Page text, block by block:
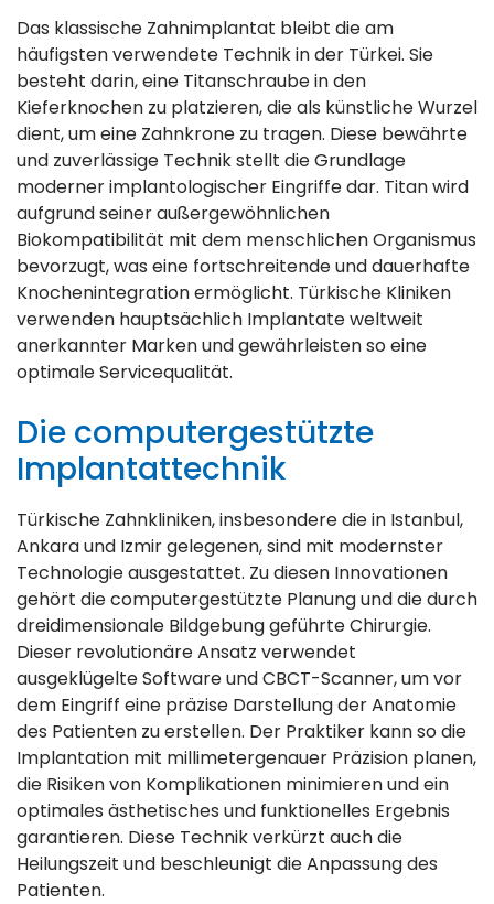
Das klassische Zahnimplantat bleibt die am
häufigsten verwendete Technik in der Türkei. Sie
besteht darin, eine Titanschraube in den
Kieferknochen zu platzieren, die als künstliche Wurzel
dient, um eine Zahnkrone zu tragen. Diese bewährte
und zuverlässige Technik stellt die Grundlage
moderner implantologischer Eingriffe dar. Titan wird
aufgrund seiner außergewöhnlichen
Biokompatibilität mit dem menschlichen Organismus
bevorzugt, was eine fortschreitende und dauerhafte
Knochenintegration ermöglicht. Türkische Kliniken
verwenden hauptsächlich Implantate weltweit
anerkannter Marken und gewährleisten so eine
optimale Servicequalität.
Die computergestützte
Implantattechnik
Türkische Zahnkliniken, insbesondere die in Istanbul,
Ankara und Izmir gelegenen, sind mit modernster
Technologie ausgestattet. Zu diesen Innovationen
gehört die computergestützte Planung und die durch
dreidimensionale Bildgebung geführte Chirurgie.
Dieser revolutionäre Ansatz verwendet
ausgeklügelte Software und CBCT-Scanner, um vor
dem Eingriff eine präzise Darstellung der Anatomie
des Patienten zu erstellen. Der Praktiker kann so die
Implantation mit millimetergenauer Präzision planen,
die Risiken von Komplikationen minimieren und ein
optimales ästhetisches und funktionelles Ergebnis
garantieren. Diese Technik verkürzt auch die
Heilungszeit und beschleunigt die Anpassung des
Patienten.